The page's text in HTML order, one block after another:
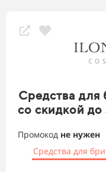
Средства для
со скидкой до
Промокод не нужен
Средства для